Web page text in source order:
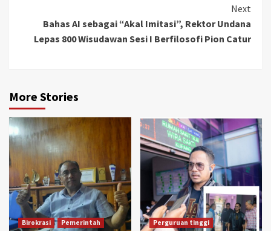
Next
Bahas AI sebagai “Akal Imitasi”, Rektor Undana
Lepas 800 Wisudawan Sesi I Berfilosofi Pion Catur
More Stories
Birokrasi
Pemerintah
Perguruan tinggi